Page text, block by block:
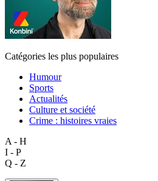
Catégories les plus populaires
Humour
Sports
Actualités
Culture et société
Crime : histoires vraies
A - H
I - P
Q - Z